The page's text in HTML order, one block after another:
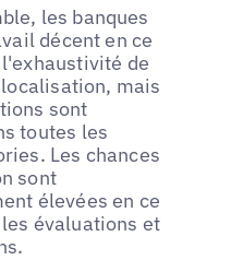
les banques
décent en ce
de
mais
sont
toutes les
Les chances
sont
élevées en ce
évaluations et